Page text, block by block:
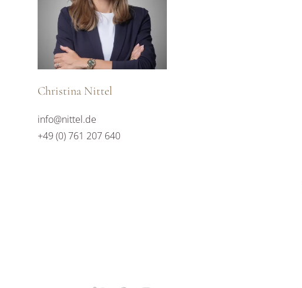
Christina Nittel
info@nittel.de
+49 (0) 761 207 640